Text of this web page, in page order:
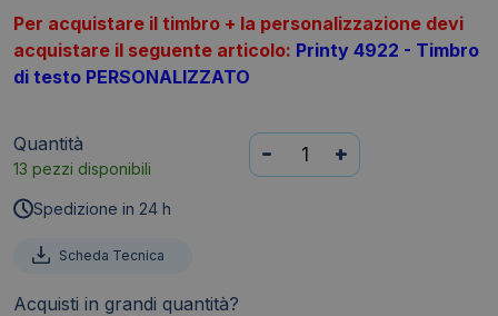
Per acquistare il timbro + la personalizzazione devi
acquistare il seguente articolo: Printy 4922 - Timbro
di testo PERSONALIZZATO
Quantità
13 pezzi disponibili
Timbro
autoinchiostrante
- +
Spedizione in 24 h
Scheda Tecnica
Acquisti in grandi quantità?